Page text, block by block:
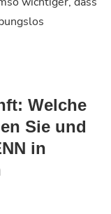
Welche
Sie und
in